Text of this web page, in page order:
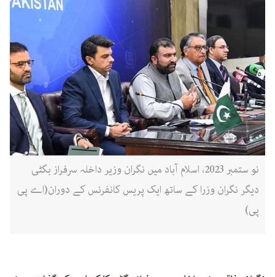
نو ستمبر 2023، اسلام آباد میں نگران وزیر داخلہ سرفراز بگٹی
دیگر نگران وزرا کے ساتھ ایک پریس کانفرنس کے دوران(اے پی
پی)